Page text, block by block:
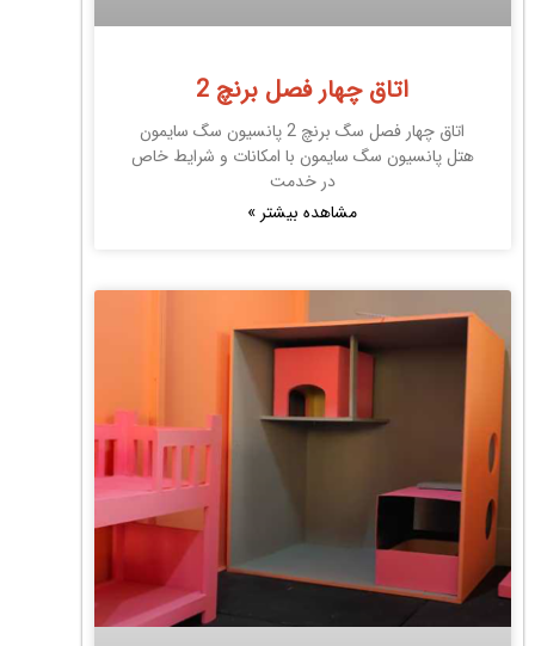
اتاق چهار فصل برنچ 2
اتاق چهار فصل سگ برنچ 2 پانسیون سگ سایمون
هتل پانسیون سگ سایمون با امکانات و شرایط خاص
در خدمت
مشاهده بیشتر »